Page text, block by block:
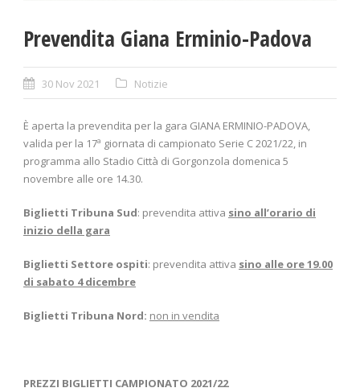
Prevendita Giana Erminio-Padova
30 Nov 2021 Notizie
È aperta la prevendita per la gara GIANA ERMINIO-PADOVA,
valida per la 17ª giornata di campionato Serie C 2021/22, in
programma allo Stadio Città di Gorgonzola domenica 5
novembre alle ore 14.30.
Biglietti Tribuna Sud: prevendita attiva sino all’orario di
inizio della gara
Biglietti Settore ospiti: prevendita attiva sino alle ore 19.00
di sabato 4 dicembre
Biglietti Tribuna Nord: non in vendita
PREZZI BIGLIETTI CAMPIONATO 2021/22